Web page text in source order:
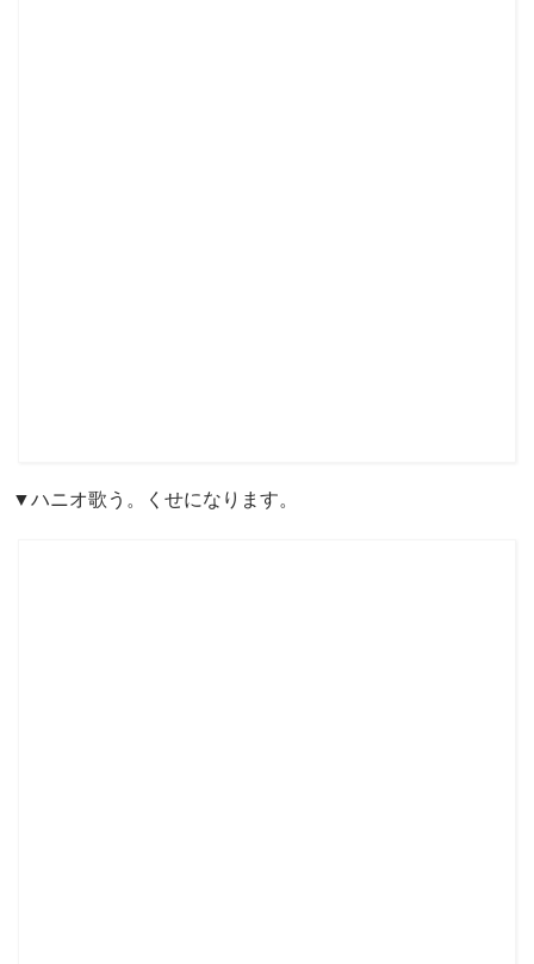
▼ハニオ歌う。くせになります。